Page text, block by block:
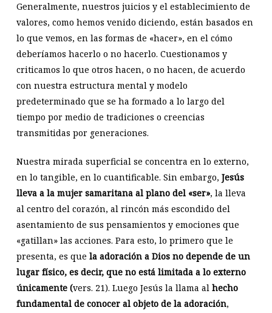
Generalmente, nuestros juicios y el establecimiento de
valores, como hemos venido diciendo, están basados en
lo que vemos, en las formas de «hacer», en el cómo
deberíamos hacerlo o no hacerlo. Cuestionamos y
criticamos lo que otros hacen, o no hacen, de acuerdo
con nuestra estructura mental y modelo
predeterminado que se ha formado a lo largo del
tiempo por medio de tradiciones o creencias
transmitidas por generaciones.
Nuestra mirada superficial se concentra en lo externo,
en lo tangible, en lo cuantificable. Sin embargo, Jesús
lleva a la mujer samaritana al plano del «ser», la lleva
al centro del corazón, al rincón más escondido del
asentamiento de sus pensamientos y emociones que
«gatillan» las acciones. Para esto, lo primero que le
presenta, es que la adoración a Dios no depende de un
lugar físico, es decir, que no está limitada a lo externo
únicamente (vers. 21). Luego Jesús la llama al hecho
fundamental de conocer al objeto de la adoración,